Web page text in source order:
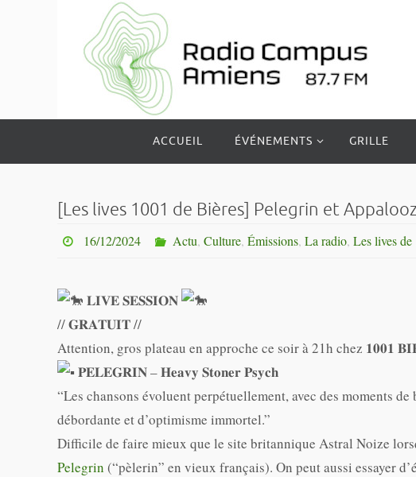
le
ACCUEIL ÉVÉNEMENTS GRILLE
[Les lives 1001 de Bières] Pelegrin et
16/12/2024 Actu, Culture, Émissions, La radio, Les lives
𝐋𝐈𝐕𝐄 𝐒𝐄𝐒𝐒𝐈𝐎𝐍
// 𝐆𝐑𝐀𝐓𝐔𝐈𝐓 //
Attention, gros plateau en approche ce soir à 21h chez 𝟏𝟎𝟎𝟏
𝐏𝐄𝐋𝐄𝐆𝐑𝐈𝐍 – 𝐇𝐞𝐚𝐯𝐲 𝐒𝐭𝐨𝐧𝐞𝐫 𝐏𝐬𝐲𝐜𝐡
“Les chansons évoluent perpétuellement, avec des moments
débordante et d’optimisme immortel.”
Difficile de faire mieux que le site britannique Astral Noize
Pelegrin (“pèlerin” en vieux français). On peut aussi essayer